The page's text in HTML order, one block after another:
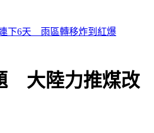
下6天 雨區轉移炸到紅爆
大陸力推煤改